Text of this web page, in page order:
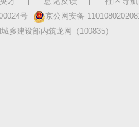
号 京公网安备
乡建设部内筑龙网
（100835）